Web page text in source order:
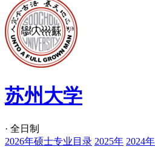
苏州大学
· 全日制
2026年硕士专业目录 2025年 2024年